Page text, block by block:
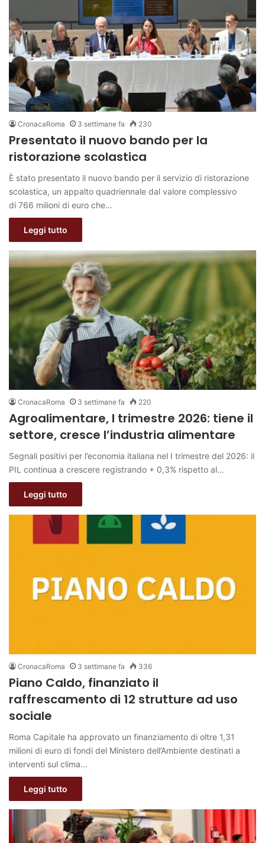
CronacaRoma 3 settimane fa 230
Presentato il nuovo bando per la
ristorazione scolastica
È stato presentato il nuovo bando per il servizio di ristorazione
scolastica, un appalto quadriennale dal valore complessivo
di 766 milioni di euro che…
Leggi tutto
CronacaRoma 3 settimane fa 220
Agroalimentare, I trimestre 2026: tiene il
settore, cresce l’industria alimentare
Segnali positivi per l’economia italiana nel I trimestre del 2026: il
PIL continua a crescere registrando + 0,3% rispetto al…
Leggi tutto
CronacaRoma 3 settimane fa 336
Piano Caldo, finanziato il
raffrescamento di 12 strutture ad uso
sociale
Roma Capitale ha approvato un finanziamento di oltre 1,31
milioni di euro di fondi del Ministero dell’Ambiente destinati a
interventi sul clima…
Leggi tutto